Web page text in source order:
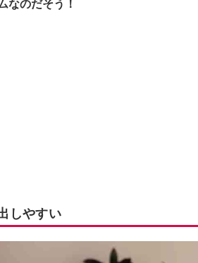
なのだそう！
しやすい